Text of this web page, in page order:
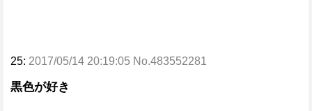
25: 2017/05/14 20:19:05 No.483552281
黒色が好き